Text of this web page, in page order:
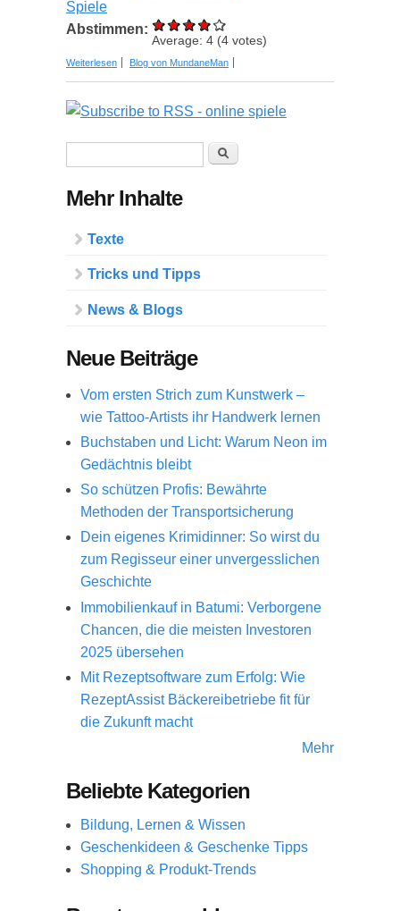
Spiele
Abstimmen:
Average: 4 (4 votes)
Weiterlesen über Der wachsende Trend des Esports: Warum
Blog von MundaneMan
Suche
Mehr Inhalte
Texte
Tricks und Tipps
News & Blogs
Neue Beiträge
Vom ersten Strich zum Kunstwerk –
wie Tattoo-Artists ihr Handwerk lernen
Buchstaben und Licht: Warum Neon im
Gedächtnis bleibt
So schützen Profis: Bewährte
Methoden der Transportsicherung
Dein eigenes Krimidinner: So wirst du
zum Regisseur einer unvergesslichen
Geschichte
Immobilienkauf in Batumi: Verborgene
Chancen, die die meisten Investoren
2025 übersehen
Mit Rezeptsoftware zum Erfolg: Wie
RezeptAssist Bäckereibetriebe fit für
die Zukunft macht
Mehr
Beliebte Kategorien
Bildung, Lernen & Wissen
Geschenkideen & Geschenke Tipps
Shopping & Produkt-Trends